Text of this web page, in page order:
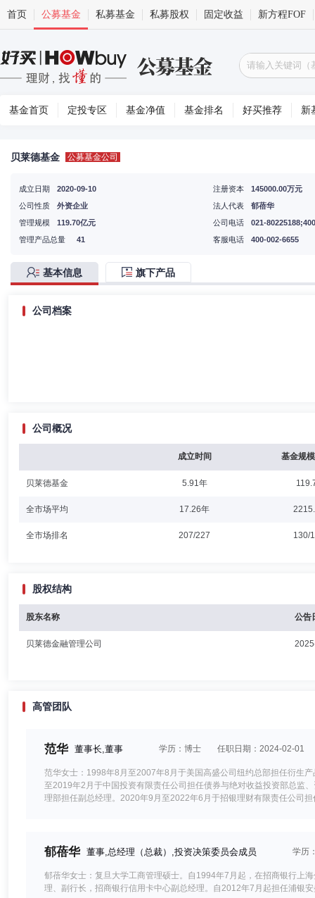
首页 公募基金 私募基金 私募股权 固定收益 新方程FOF
基金首页 定投专区 基金净值 基金排名 好买推荐 新
贝莱德基金 公募基金公司
成立日期
2020-09-10
公司性质
外资企业
注册资本
145000.00万元
法人代表
郁蓓华
管理规模
119.70亿元
管理产品总量
41
公司电话
021-
客服电话
400-002-6655
基本信息 旗下产品
公司档案
公司概况
成立时间 基金规
贝莱德基金 5.91年
全市场平均 17.26年
全市场排名 207/227 130/
股权结构
股东名称 公告
贝莱德金融管理公司
高管团队
范华 董事长,董事 学历：博士 任职日期：2024-02-01
范华女士：1998年8月至2007年8月于美国高盛公司纽约总部担任衍生
至2019年2月于中国投资有限责任公司担任债券与绝对收益投资部总监
理部担任副总经理。2020年9月至2022年6月于招银理财有限责任公司
郁蓓华 董事,总经理（总裁）,投资决策委员会成员 学历
郁蓓华女士：复旦大学工商管理硕士。自1994年7月起，在招商银行上
理、副行长，招商银行信用卡中心副总经理。自2012年7月起担任浦银